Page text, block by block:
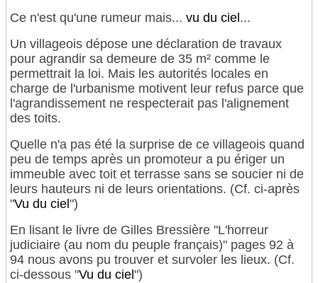
Ce n'est qu'une rumeur mais... vu du ciel ...
Un villageois dépose une déclaration de travaux
pour agrandir sa demeure de 35 m² comme le
permettrait la loi. Mais les autorités locales en
charge de l'urbanisme motivent leur refus parce que
l'agrandissement ne respecterait pas l'alignement
des toits.
Quelle n'a pas été la surprise de ce villageois quand
peu de temps après un promoteur a pu ériger un
immeuble avec toit et terrasse sans se soucier ni de
leurs hauteurs ni de leurs orientations. (Cf. ci-après
"Vu du ciel ")
En lisant le livre de Gilles Bressière "L'horreur
judiciaire (au nom du peuple français)" pages 92 à
94 nous avons pu trouver et survoler les lieux. (Cf.
ci-dessous "Vu du ciel ")